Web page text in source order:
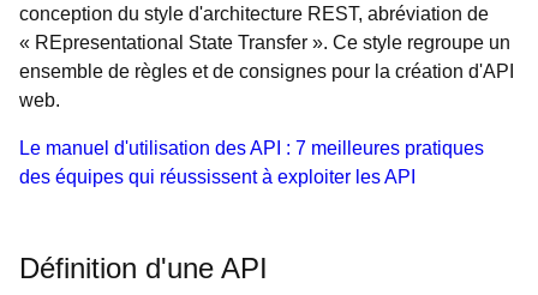
conception du style d'architecture REST, abréviation de
« REpresentational State Transfer ». Ce style regroupe un
ensemble de règles et de consignes pour la création d'API
web.
Le manuel d'utilisation des API : 7 meilleures pratiques
des équipes qui réussissent à exploiter les API
Définition d'une API